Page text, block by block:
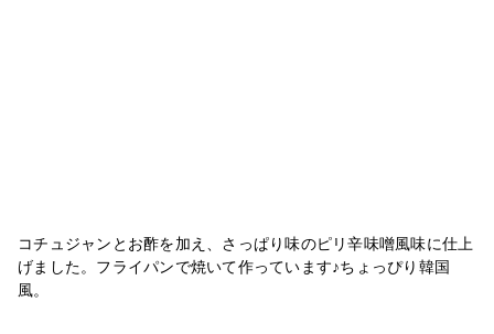
コチュジャンとお酢を加え、さっぱり味のピリ辛味噌風味に仕上
げました。フライパンで焼いて作っています♪ちょっぴり韓国
風。